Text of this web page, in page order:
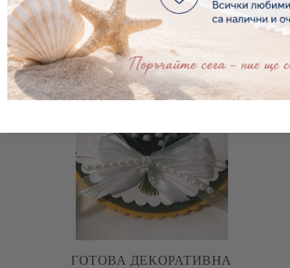
ЕЛЕМЕНТ ЗА КАРТИЧКИ И
SCRAPBOOKING
€2.85 5.57лв.
ГОТОВА ДЕКОРАТИВНА